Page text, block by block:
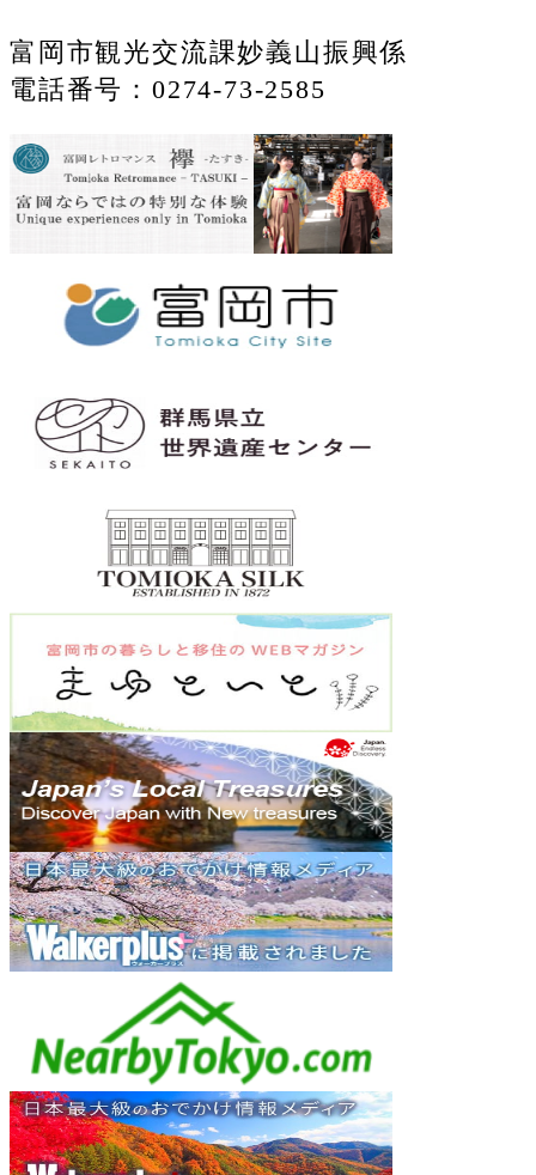
富岡市観光交流課妙義山振興係
電話番号：0274-73-2585